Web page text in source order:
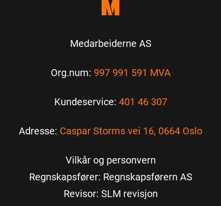
Medarbeiderne AS
Org.num: 997 991 591 MVA
Kundeservice: 401 46 307
Adresse: Caspar Storms vei 16, 0664 Oslo
Vilkår og personvern
Regnskapsfører: Regnskapsførern AS
Revisor: SLM revisjon